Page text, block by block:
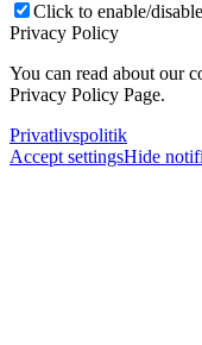
Click to enable/
Privacy Policy
You can read about our
Privacy Policy Page.
Privatlivspolitik
Accept settingsHide